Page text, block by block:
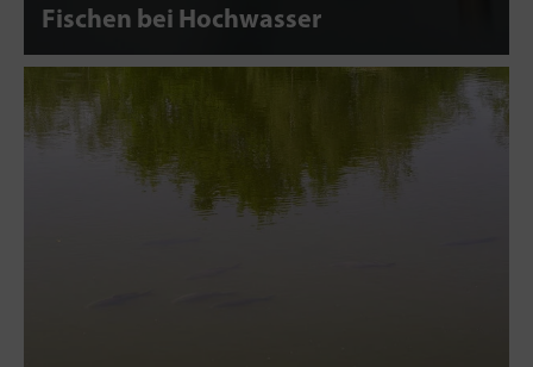
Fischen bei Hochwasser